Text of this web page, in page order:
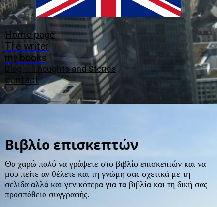
Home page
The writer
my books
Blog – Thoughts and Stories
contact
Βιβλίο επισκεπτών
Θα χαρώ πολύ να γράψετε στο βιβλίο επισκεπτών και να
μου πείτε αν θέλετε και τη γνώμη σας σχετικά με τη
σελίδα αλλά και γενικότερα για τα βιβλία και τη δική σας
προσπάθεια συγγραφής.